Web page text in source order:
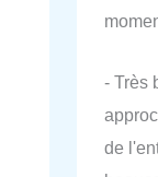
- Très
de